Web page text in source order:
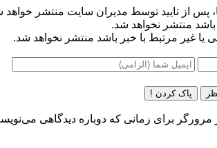
از تایید توسط مدیران سایت منتشر خواهد
منتشر نخواهد شد.
یا غیر مرتبط با خبر باشد منتشر نخواهد شد.
پاک کردن !
مرورگر برای زمانی که دوباره دیدگاهی